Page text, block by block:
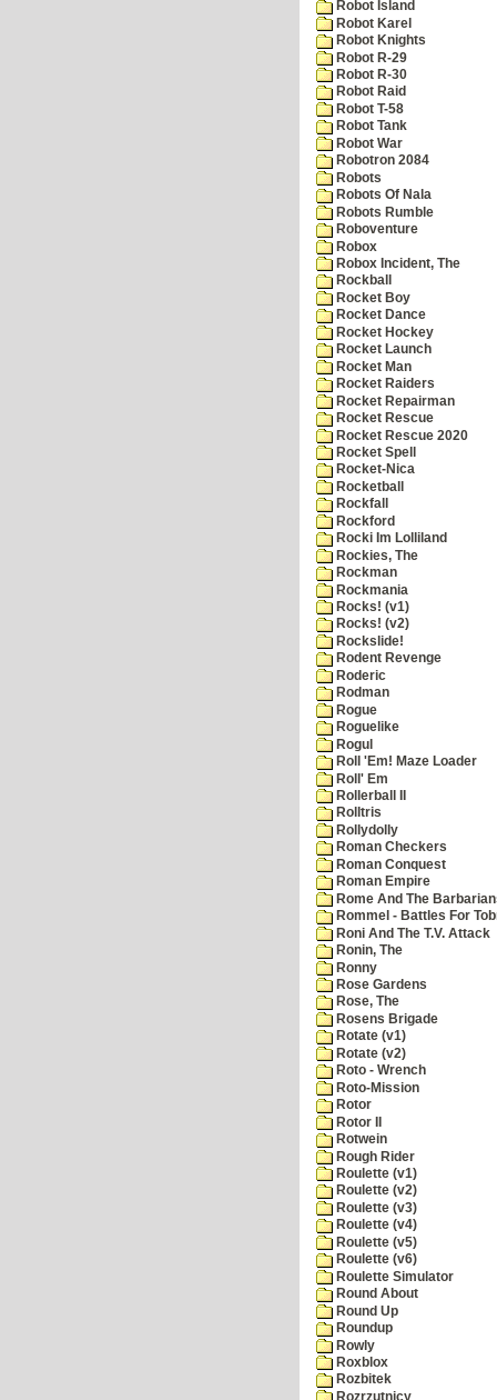
Robot Island
Robot Karel
Robot Knights
Robot R-29
Robot R-30
Robot Raid
Robot T-58
Robot Tank
Robot War
Robotron 2084
Robots
Robots Of Nala
Robots Rumble
Roboventure
Robox
Robox Incident, The
Rockball
Rocket Boy
Rocket Dance
Rocket Hockey
Rocket Launch
Rocket Man
Rocket Raiders
Rocket Repairman
Rocket Rescue
Rocket Rescue 2020
Rocket Spell
Rocket-Nica
Rocketball
Rockfall
Rockford
Rocki Im Lolliland
Rockies, The
Rockman
Rockmania
Rocks! (v1)
Rocks! (v2)
Rockslide!
Rodent Revenge
Roderic
Rodman
Rogue
Roguelike
Rogul
Roll 'Em! Maze Loader
Roll' Em
Rollerball II
Rolltris
Rollydolly
Roman Checkers
Roman Conquest
Roman Empire
Rome And The
Rommel - Battles For
Roni And The T.V. Attack
Ronin, The
Ronny
Rose Gardens
Rose, The
Rosens Brigade
Rotate (v1)
Rotate (v2)
Roto - Wrench
Roto-Mission
Rotor
Rotor II
Rotwein
Rough Rider
Roulette (v1)
Roulette (v2)
Roulette (v3)
Roulette (v4)
Roulette (v5)
Roulette (v6)
Roulette Simulator
Round About
Round Up
Roundup
Rowly
Roxblox
Rozbitek
Rozrzutnicy